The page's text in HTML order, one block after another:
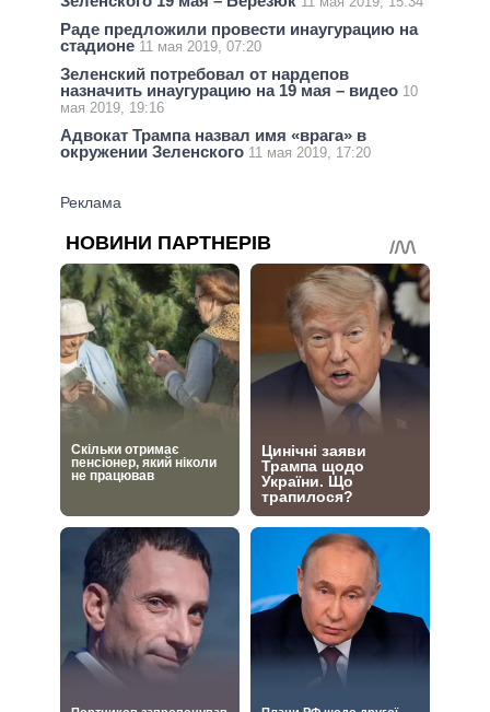
Раде предложили провести инаугурацию на
стадионе 11 мая 2019, 07:20
Зеленский потребовал от нардепов
назначить инаугурацию на 19 мая – видео 10
мая 2019, 19:16
Адвокат Трампа назвал имя «врага» в
окружении Зеленского 11 мая 2019, 17:20